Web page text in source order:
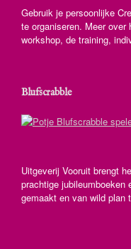
Gebruik je persoonlijke
te organiseren. Meer over
workshop, de training,
Blufscrabble
Uitgeverij Vooruit brengt
prachtige jubileumboeken
gemaakt en van wild plan